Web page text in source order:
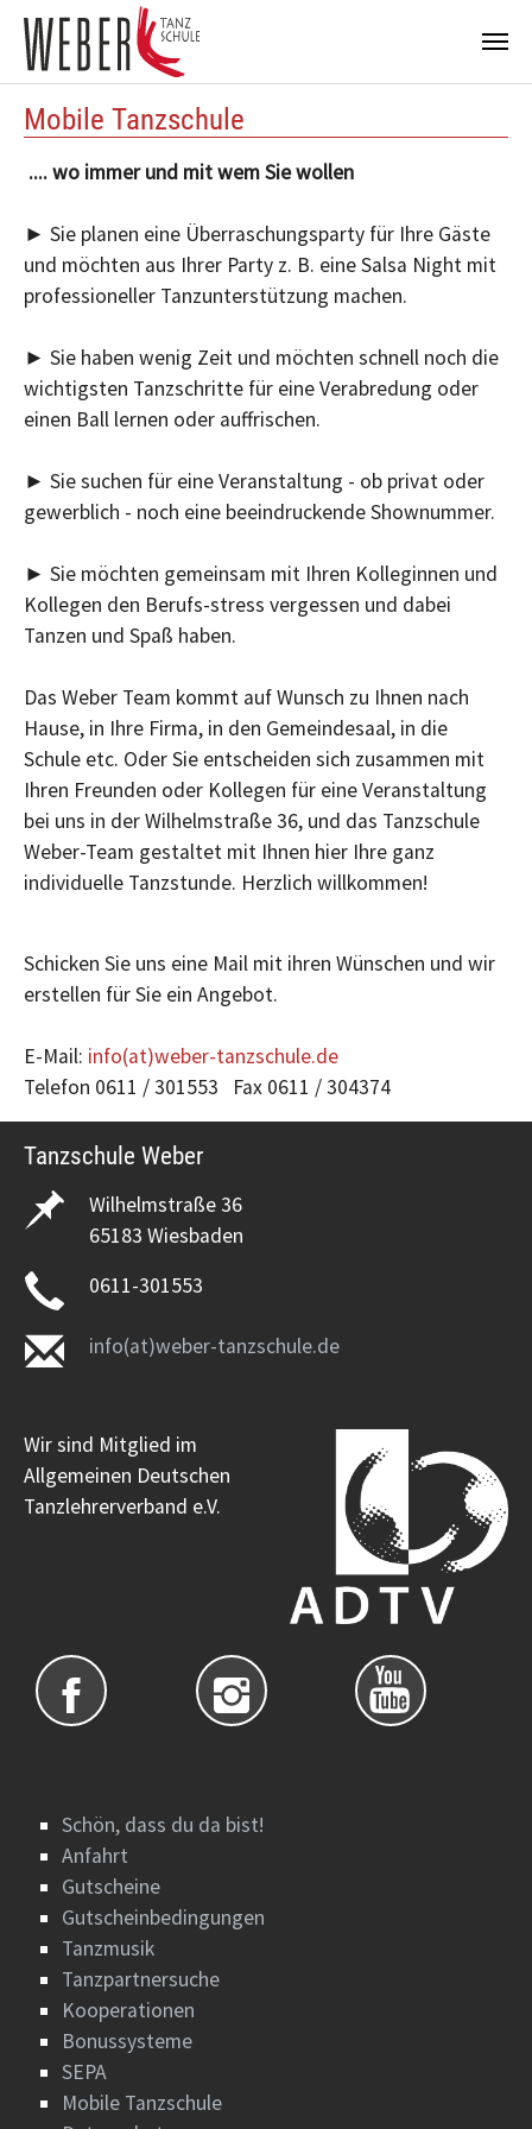
Mobile Tanzschule
.... wo immer und mit wem Sie wollen
► Sie planen eine Überraschungsparty für Ihre Gäste
und möchten aus Ihrer Party z. B. eine Salsa Night mit
professioneller Tanzunterstützung machen.
► Sie haben wenig Zeit und möchten schnell noch die
wichtigsten Tanzschritte für eine Verabredung oder
einen Ball lernen oder auffrischen.
► Sie suchen für eine Veranstaltung - ob privat oder
gewerblich - noch eine beeindruckende Shownummer.
► Sie möchten gemeinsam mit Ihren Kolleginnen und
Kollegen den Berufs-stress vergessen und dabei
Tanzen und Spaß haben.
Das Weber Team kommt auf Wunsch zu Ihnen nach
Hause, in Ihre Firma, in den Gemeindesaal, in die
Schule etc. Oder Sie entscheiden sich zusammen mit
Ihren Freunden oder Kollegen für eine Veranstaltung
bei uns in der Wilhelmstraße 36, und das Tanzschule
Weber-Team gestaltet mit Ihnen hier Ihre ganz
individuelle Tanzstunde. Herzlich willkommen!
Schicken Sie uns eine Mail mit ihren Wünschen und wir
erstellen für Sie ein Angebot.
E-Mail: info(at)weber-tanzschule.de
Telefon 0611 / 301553 Fax 0611 / 304374
Tanzschule Weber
Wilhelmstraße 36
65183 Wiesbaden
0611-301553
info(at)weber-tanzschule.de
Wir sind Mitglied im
Allgemeinen Deutschen
Tanzlehrerverband e.V.
Schön, dass du da bist!
Anfahrt
Gutscheine
Gutscheinbedingungen
Tanzmusik
Tanzpartnersuche
Kooperationen
Bonussysteme
SEPA
Mobile Tanzschule